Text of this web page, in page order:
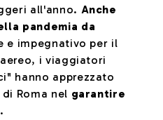
all'anno. Anche
pandemia da
e impegnativo per il
i viaggiatori
hanno apprezzato
Roma nel garantire
.